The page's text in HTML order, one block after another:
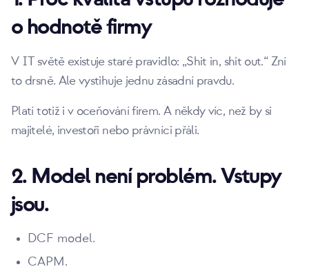
o hodnotě firmy
V IT světě existuje staré pravidlo: „Shit in, shit out.“ Zní
to drsně. Ale vystihuje jednu zásadní pravdu.
Platí totiž i v oceňování firem. A někdy víc, než by si
majitelé, investoři nebo právníci přáli.
2. Model není problém. Vstupy
jsou.
DCF model.
CAPM.